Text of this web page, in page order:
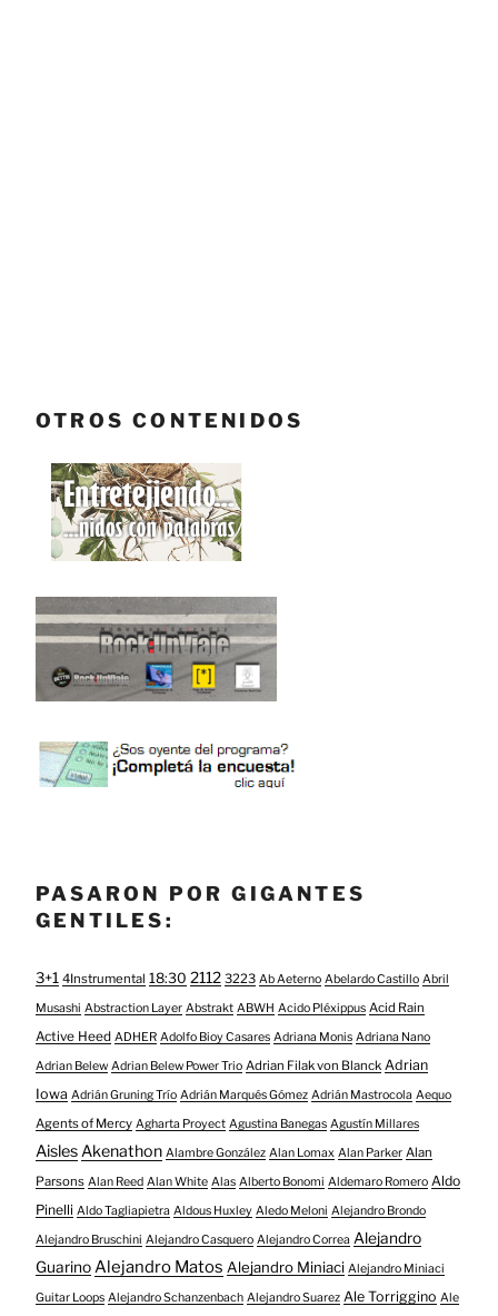
OTROS CONTENIDOS
PASARON POR GIGANTES
GENTILES:
3+1 4Instrumental 18:30 2112 3223 Ab Aeterno Abelardo Castillo Abril
Musashi Abstraction Layer Abstrakt ABWH Acido Pléxippus Acid Rain
Active Heed ADHER Adolfo Bioy Casares Adriana Monis Adriana Nano
Adrian Belew Adrian Belew Power Trio Adrian Filak von Blanck Adrian
Iowa Adrián Gruning Trío Adrián Marqués Gómez Adrián Mastrocola Aequo
Agents of Mercy Agharta Proyect Agustina Banegas Agustín Millares
AislesAkenathon Alambre González Alan Lomax Alan Parker Alan
Parsons Alan Reed Alan White Alas Alberto Bonomi Aldemaro Romero Aldo
Pinelli Aldo Tagliapietra Aldous Huxley Aledo Meloni Alejandro Brondo
Alejandro Bruschini Alejandro Casquero Alejandro Correa Alejandro
GuarinoAlejandro Matos Alejandro Miniaci Alejandro Miniaci
Guitar Loops Alejandro Schanzenbach Alejandro Suarez Ale Torriggino Ale